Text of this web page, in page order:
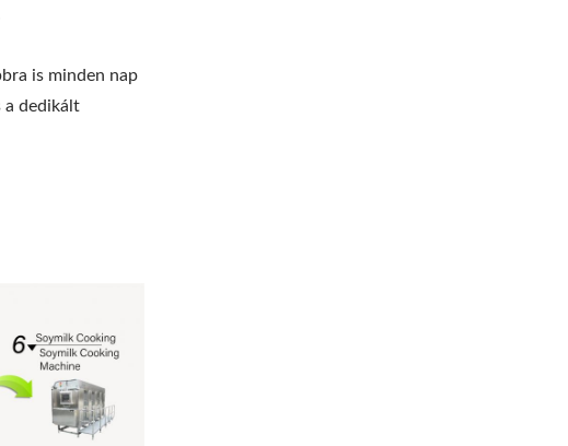
is minden nap
a dedikált